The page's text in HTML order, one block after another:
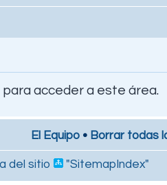
acceder a este área.
El Equipo • Borrar todas
del sitio "SitemapIndex"